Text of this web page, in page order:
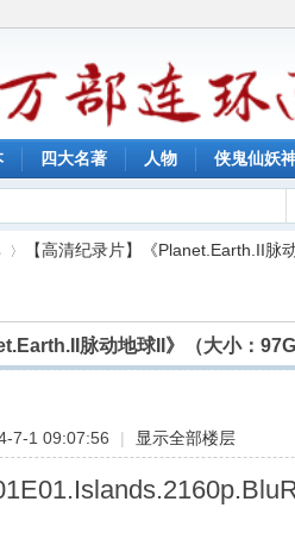
四大名著 人物 侠鬼仙妖
›
【高清纪录片】《Planet.Earth.II脉
脉动地球II》（大小：
7-1 09:07:56 | 显示全部楼层